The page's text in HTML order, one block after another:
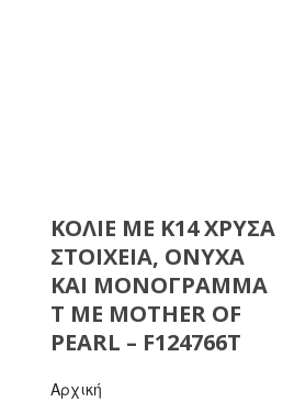
ΚΟΛΙΈ ΜΕ Κ14 ΧΡΥΣΆ
ΣΤΟΙΧΕΊΑ, ΌΝΥΧΑ
ΚΑΙ ΜΟΝΌΓΡΑΜΜΑ
Τ ΜΕ MOTHER OF
PEARL – F124766T
Αρχική